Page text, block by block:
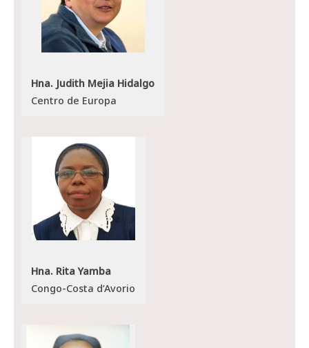
Hna. Judith Mejia Hidalgo
Centro de Europa
Hna. Rita Yamba
Congo-Costa d’Avorio